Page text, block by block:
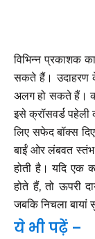
विभिन्न प्रकाशक
सकते हैं। उदाहरण
अलग हो सकते हैं।
इसे क्रॉसवर्ड
लिए सफेद बॉक्स
बाईं ओर लंबवत स्तंभ
होती है। यदि एक
होते हैं, तो ऊपरी
जबकि निचला बायां
ये भी पढ़ें –